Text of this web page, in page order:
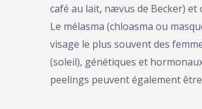
café au lait, nævus de Becker) et
Le mélasma (chloasma ou
visage le plus souvent des
(soleil), génétiques et
peelings peuvent également